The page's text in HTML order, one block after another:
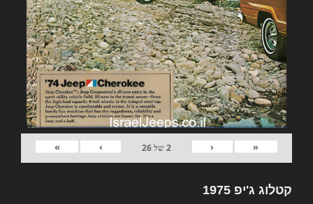
«
‹
2של26
›
»
קטלוג ג'יפ 1975